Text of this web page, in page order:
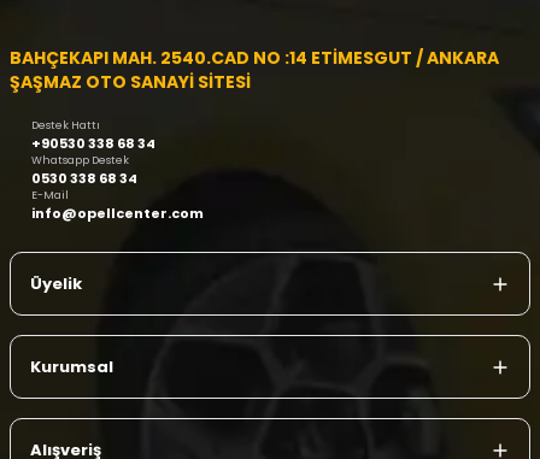
BAHÇEKAPI MAH. 2540.CAD NO :14 ETİMESGUT / ANKARA
ŞAŞMAZ OTO SANAYİ SİTESİ
Destek Hattı
+90530 338 68 34
Whatsapp Destek
0530 338 68 34
E-Mail
info@opellcenter.com
Üyelik
Kurumsal
Alışveriş